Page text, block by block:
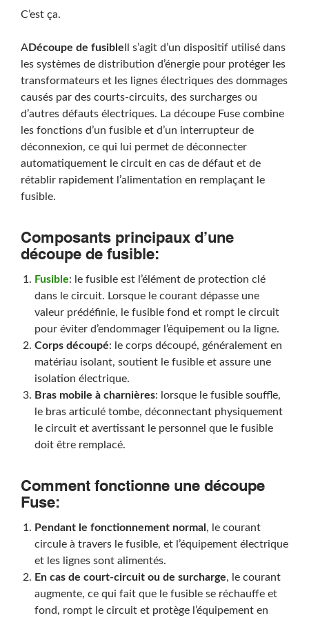
C’est ça.
ADécoupe de fusible Il s’agit d’un dispositif utilisé dans
les systèmes de distribution d’énergie pour protéger les
transformateurs et les lignes électriques des dommages
causés par des courts-circuits, des surcharges ou
d’autres défauts électriques. La découpe Fuse combine
les fonctions d’un fusible et d’un interrupteur de
déconnexion, ce qui lui permet de déconnecter
automatiquement le circuit en cas de défaut et de
rétablir rapidement l’alimentation en remplaçant le
fusible.
Composants principaux d’une
découpe de fusible:
Fusible: le fusible est l’élément de protection clé
dans le circuit. Lorsque le courant dépasse une
valeur prédéfinie, le fusible fond et rompt le circuit
pour éviter d’endommager l’équipement ou la ligne.
Corps découpé: le corps découpé, généralement en
matériau isolant, soutient le fusible et assure une
isolation électrique.
Bras mobile à charnières: lorsque le fusible souffle,
le bras articulé tombe, déconnectant physiquement
le circuit et avertissant le personnel que le fusible
doit être remplacé.
Comment fonctionne une découpe
Fuse:
Pendant le fonctionnement normal , le courant
circule à travers le fusible, et l’équipement électrique
et les lignes sont alimentés.
En cas de court-circuit ou de surcharge, le courant
augmente, ce qui fait que le fusible se réchauffe et
fond, rompt le circuit et protège l’équipement en